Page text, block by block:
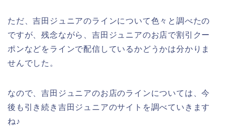
ただ、吉田ジュニアのラインについて色々と調べたの
ですが、残念ながら、吉田ジュニアのお店で割引クー
ポンなどをラインで配信しているかどうかは分かりま
せんでした。
なので、吉田ジュニアのお店のラインについては、今
後も引き続き吉田ジュニアのサイトを調べていきます
ね♪